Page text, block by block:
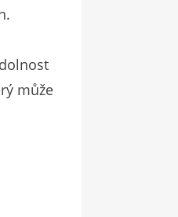
může